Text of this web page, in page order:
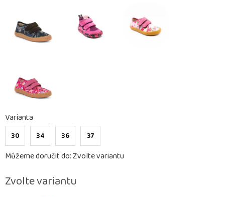
Zvolte variantu
Varianta
30 34 36 37
Můžeme doručit do:Zvolte variantu